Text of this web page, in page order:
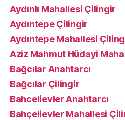
Aydınlı Mahallesi Çilingir
Aydıntepe Çilingir
Aydıntepe Mahallesi
Aziz Mahmut Hüdayi
Bağcılar Anahtarcı
Bağcılar Çilingir
Bahcelievler Anahtarcı
Bahçelievler Mahallesi